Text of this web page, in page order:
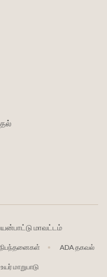
மாவட்டம்
நிபந்தனைகள் ADA தகவல்
உயர் மாறுபாடு